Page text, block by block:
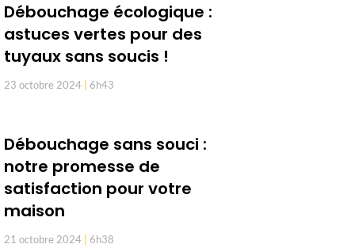
Débouchage écologique :
astuces vertes pour des
tuyaux sans soucis !
23 octobre 2024 6h43
Débouchage sans souci :
notre promesse de
satisfaction pour votre
maison
21 octobre 2024 6h38